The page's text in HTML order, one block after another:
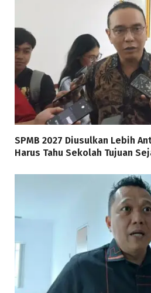
SPMB 2027 Diusulkan Lebih
Harus Tahu Sekolah Tujuan